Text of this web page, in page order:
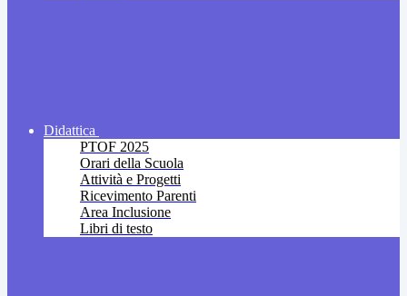
Didattica
PTOF 2025
Orari della Scuola
Attività e Progetti
Ricevimento Parenti
Area Inclusione
Libri di testo